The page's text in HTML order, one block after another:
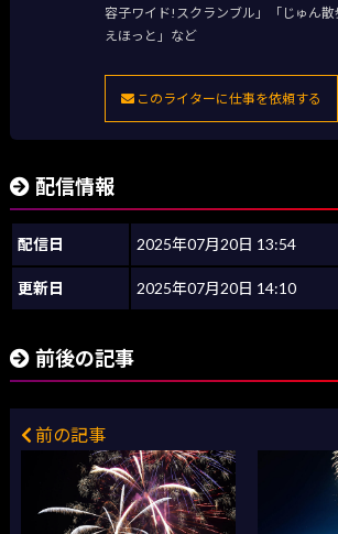
容子ワイド!スクランブル」「じゅん
えほっと」など
このライターに仕事を依頼する
配信情報
配信日 2025年07月20日 13:54
更新日 2025年07月20日 14:10
前後の記事
前の記事